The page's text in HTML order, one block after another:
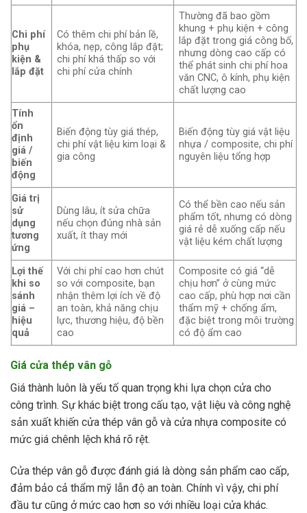
Chi phí
phụ
kiện &
lắp đặt
Có thêm chi phí bản lề,
khóa, nẹp, công lắp đặt;
chi phí khá thấp so với
chi phí cửa chính
Thường đã bao gồm
khung + phụ kiện + công
lắp đặt trong giá công bố,
nhưng dòng cao cấp có
thể phát sinh chi phí hoa
văn CNC, ô kính, phụ kiện
chất lượng cao
Tính
ổn
định
giá /
biến
động
Biến động tùy giá thép,
chi phí vật liệu kim loại &
gia công
Biến động tùy giá vật liệu
nhựa / composite, chi phí
nguyên liệu tổng hợp
Giá trị
sử
dụng
tương
ứng
Dùng lâu, ít sửa chữa
nếu chọn đúng nhà sản
xuất, ít thay mới
Có thể bền cao nếu sản
phẩm tốt, nhưng có dòng
giá rẻ dễ xuống cấp nếu
vật liệu kém chất lượng
Lợi thế
khi so
sánh
giá –
hiệu
quả
Với chi phí cao hơn chút
so với composite, bạn
nhận thêm lợi ích về độ
an toàn, khả năng chịu
lực, thương hiệu, độ bền
cao
Composite có giá “dễ
chịu hơn” ở cùng mức
cao cấp, phù hợp nơi cần
thẩm mỹ + chống ẩm,
đặc biệt trong môi trường
có độ ẩm cao
Giá cửa thép vân gỗ
Giá thành luôn là yếu tố quan trọng khi lựa chọn cửa cho
công trình. Sự khác biệt trong cấu tạo, vật liệu và công nghệ
sản xuất khiến cửa thép vân gỗ và cửa nhựa composite có
mức giá chênh lệch khá rõ rệt.
Cửa thép vân gỗ được đánh giá là dòng sản phẩm cao cấp,
đảm bảo cả thẩm mỹ lẫn độ an toàn. Chính vì vậy, chi phí
đầu tư cũng ở mức cao hơn so với nhiều loại cửa khác.